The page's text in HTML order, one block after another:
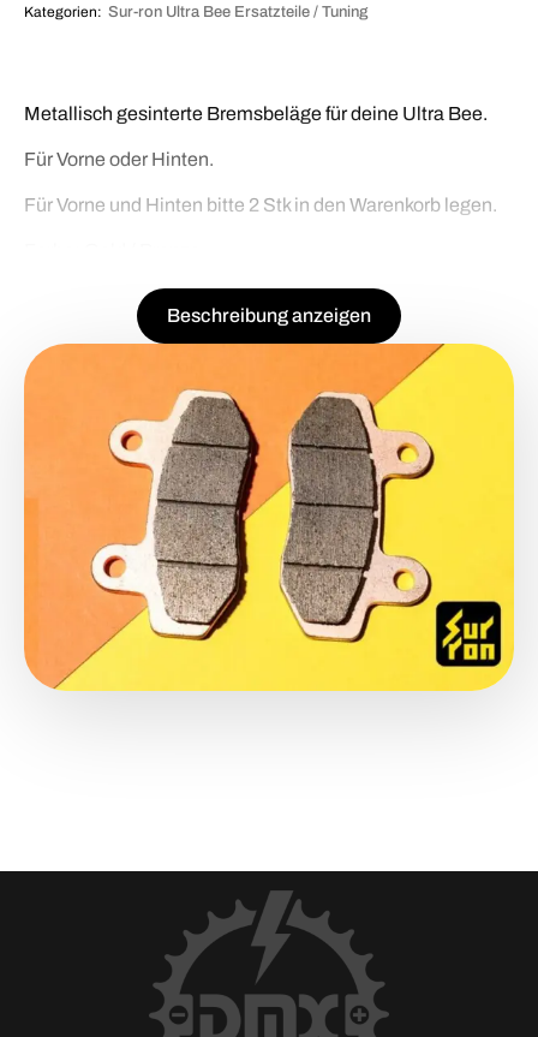
Kategorien: Sur-ron Ultra Bee Ersatzteile / Tuning
Metallisch gesinterte Bremsbeläge für deine Ultra Bee.
Für Vorne oder Hinten.
Für Vorne und Hinten bitte 2 Stk in den Warenkorb legen.
Beschreibung anzeigen